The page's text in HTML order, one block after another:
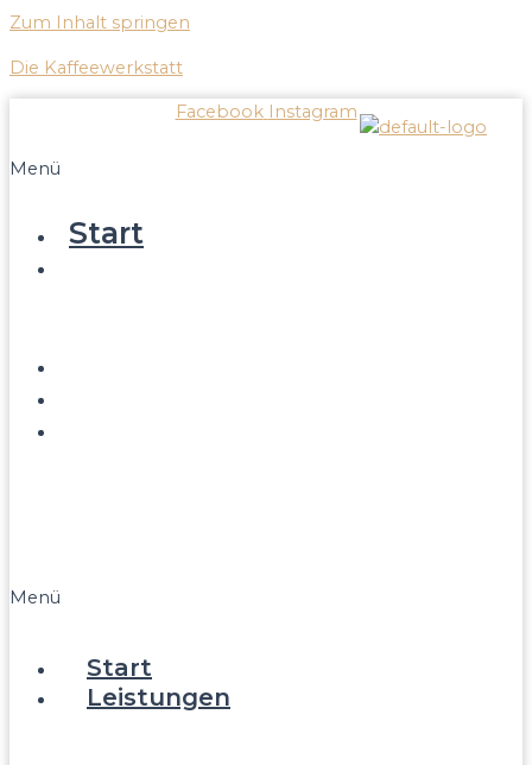
Zum Inhalt springen
Die Kaffeewerkstatt
Facebook Instagram
Menü
Start
Menü
Start
Leistungen